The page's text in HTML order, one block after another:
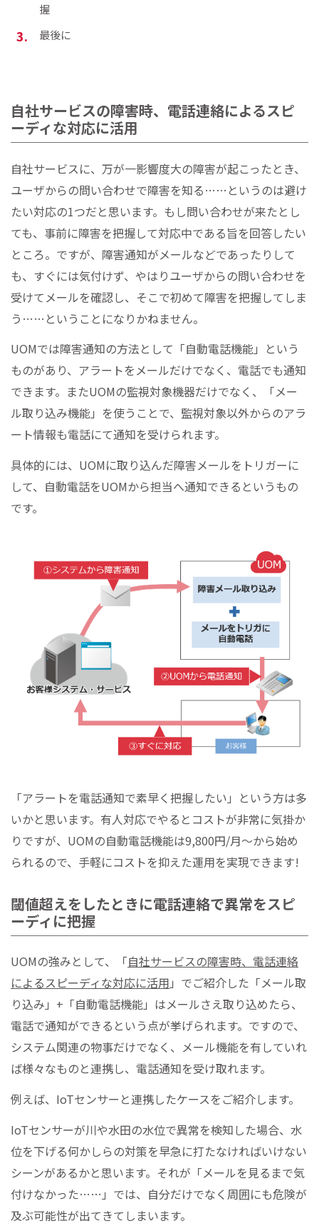
握
最後に
自社サービスの障害時、電話連絡によるスピ
ーディな対応に活用
自社サービスに、万が一影響度大の障害が起こったとき、
ユーザからの問い合わせで障害を知る……というのは避け
たい対応の1つだと思います。もし問い合わせが来たとし
ても、事前に障害を把握して対応中である旨を回答したい
ところ。ですが、障害通知がメールなどであったりして
も、すぐには気付けず、やはりユーザからの問い合わせを
受けてメールを確認し、そこで初めて障害を把握してしま
う……ということになりかねません。
UOMでは障害通知の方法として「自動電話機能」という
ものがあり、アラートをメールだけでなく、電話でも通知
できます。またUOMの監視対象機器だけでなく、「メー
ル取り込み機能」を使うことで、監視対象以外からのアラ
ート情報も電話にて通知を受けられます。
具体的には、UOMに取り込んだ障害メールをトリガーに
して、自動電話をUOMから担当へ通知できるというもの
です。
「アラートを電話通知で素早く把握したい」という方は多
いかと思います。有人対応でやるとコストが非常に気掛か
りですが、UOMの自動電話機能は9,800円/月～から始め
られるので、手軽にコストを抑えた運用を実現できます!
閾値超えをしたときに電話連絡で異常をスピ
ーディに把握
UOMの強みとして、「自社サービスの障害時、電話連絡
によるスピーディな対応に活用 」でご紹介した「メール取
り込み」+「自動電話機能」はメールさえ取り込めたら、
電話で通知ができるという点が挙げられます。ですので、
システム関連の物事だけでなく、メール機能を有していれ
ば様々なものと連携し、電話通知を受け取れます。
例えば、IoTセンサーと連携したケースをご紹介します。
IoTセンサーが川や水田の水位で異常を検知した場合、水
位を下げる何かしらの対策を早急に打たなければいけない
シーンがあるかと思います。それが「メールを見るまで気
付けなかった……」では、自分だけでなく周囲にも危険が
及ぶ可能性が出てきてしまいます。